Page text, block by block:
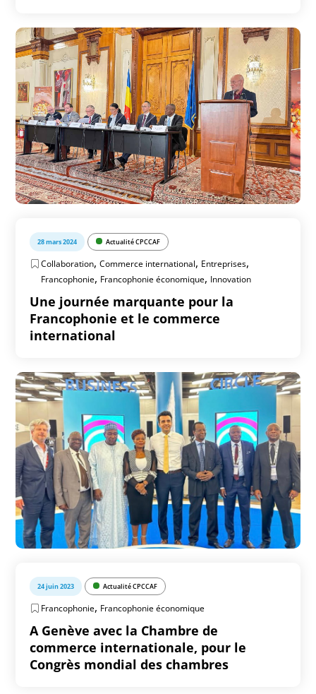
28 mars 2024 Actualité CPCCAF
Collaboration,Commerce international, Entreprises,
Francophonie, Francophonie économique, Innovation
Une journée marquante pour la
Francophonie et le commerce
international
24 juin 2023 Actualité CPCCAF
Francophonie, Francophonie économique
A Genève avec la Chambre de
commerce internationale, pour le
Congrès mondial des chambres